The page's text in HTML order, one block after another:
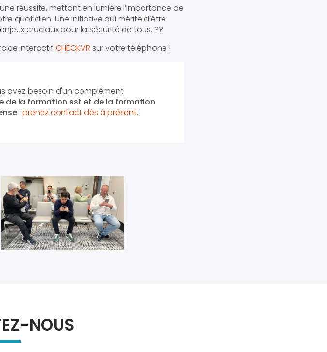
réussite, mettant en lumière l’importance de
quotidien. Une initiative qui mérite d’être
cruciaux pour la sécurité de tous. ?️?
interactif CHECKVR sur votre téléphone !
avez besoin d'un complément
de la formation sst et de la formation
: prenez contact dès à présent.
NOUS